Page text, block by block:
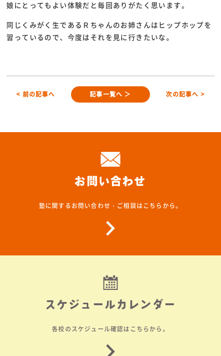
娘にとってもよい体験だと毎回ありがたく思います。
同じくみがく生であるＲちゃんのお姉さんはヒップホップを
習っているので、今度はそれを見に行きたいな。
< 前の記事へ 記事一覧へ ＞ 次の記事へ >
お問い合わせ
塾に関するお問い合わせ・ご相談はこちらから。
スケジュールカレンダー
各校のスケジュール確認はこちらから。